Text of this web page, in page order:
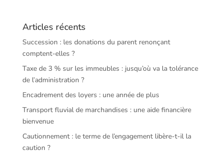
Articles récents
Succession : les donations du parent renonçant
comptent-elles ?
Taxe de 3 % sur les immeubles : jusqu’où va la tolérance
de l’administration ?
Encadrement des loyers : une année de plus
Transport fluvial de marchandises : une aide financière
bienvenue
Cautionnement : le terme de l’engagement libère-t-il la
caution ?